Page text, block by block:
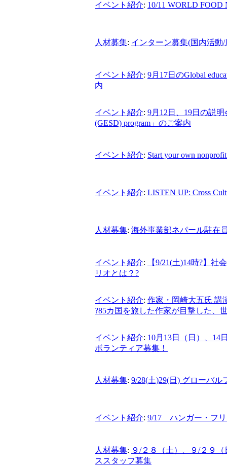
イベント紹介: 10/11 WORLD FOOD
人材募集: インターン募集(国内活動/
イベント紹介: 9月17日のGlobal
内
イベント紹介: 9月12日、19日の説明
(GESD) program」のご案内
イベント紹介: Start your own
イベント紹介: LISTEN UP: Cross
人材募集: 海外事業部ネパール駐在
イベント紹介:
【9/21(土)14時?】
リオとは？?
イベント紹介: 作家・岡崎大五氏 講
?85カ国を旅した作家が目撃した、
イベント紹介: 10月13日（日）、14
ボランティア募集！
人材募集: 9/28(土)29(日) グローバル
イベント紹介: 9/17 ハンガー・フ
人材募集: ９/２８（土）、９/２９
ススタッフ募集